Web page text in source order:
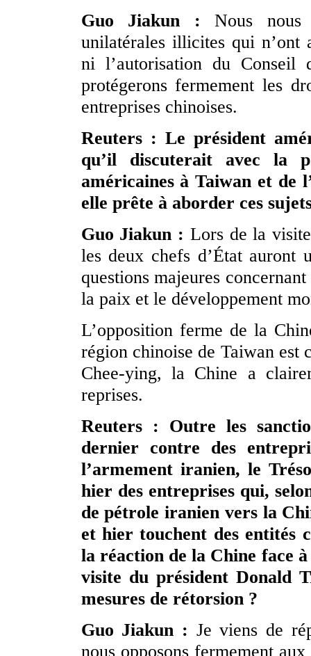
Guo Jiakun :Nous nous
unilatérales illicites qui n’ont
ni l’autorisation du Conseil
protégerons fermement les
entreprises chinoises.
Reuters : Le président
qu’il discuterait avec la
américaines à Taiwan et de
elle prête à aborder ces
Guo Jiakun : Lors de la
les deux chefs d’État auront
questions majeures
la paix et le développement
L’opposition ferme de la
région chinoise de Taiwan est
Chee-ying, la Chine a
reprises.
Reuters : Outre les
dernier contre des
l’armement iranien, le
hier des entreprises qui,
de pétrole iranien vers la
et hier touchent des entités
la réaction de la Chine face
visite du président Donald
mesures de rétorsion ?
Guo Jiakun : Je viens de
nous opposons fermement